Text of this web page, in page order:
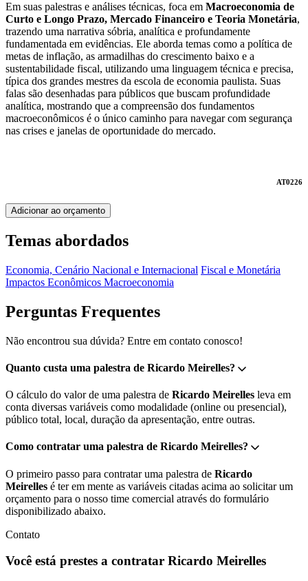
Em suas palestras e análises técnicas, foca em Macroeconomia de
Curto e Longo Prazo, Mercado Financeiro e Teoria Monetária,
trazendo uma narrativa sóbria, analítica e profundamente
fundamentada em evidências. Ele aborda temas como a política de
metas de inflação, as armadilhas do crescimento baixo e a
sustentabilidade fiscal, utilizando uma linguagem técnica e precisa,
típica dos grandes mestres da escola de economia paulista. Suas
falas são desenhadas para públicos que buscam profundidade
analítica, mostrando que a compreensão dos fundamentos
macroeconômicos é o único caminho para navegar com segurança
nas crises e janelas de oportunidade do mercado.
AT0226
Adicionar ao orçamento
Temas abordados
Economia, Cenário Nacional e Internacional Fiscal e Monetária
Impactos Econômicos Macroeconomia
Perguntas Frequentes
Não encontrou sua dúvida? Entre em contato conosco!
Quanto custa uma palestra de Ricardo Meirelles?
O cálculo do valor de uma palestra de Ricardo Meirelles leva em
conta diversas variáveis como modalidade (online ou presencial),
público total, local, duração da apresentação, entre outras.
Como contratar uma palestra de Ricardo Meirelles?
O primeiro passo para contratar uma palestra de Ricardo
Meirelles é ter em mente as variáveis citadas acima ao solicitar um
orçamento para o nosso time comercial através do formulário
disponibilizado abaixo.
Contato
Você está prestes a contratar Ricardo Meirelles